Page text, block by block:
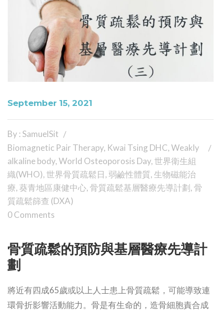
September 15, 2021
By : SamuelSit
Biomagnetic Pair Therapy, Kwai Tsing DHC,Weakly
alkaline body,World Osteoporosis Day,世界衛生組
織(WHO),世界骨質疏鬆日, 弱鹼性體質, 生物磁能治
療, 葵青地區康健中心,骨質疏鬆基層醫療先導計劃,骨
質疏鬆篩查 (DXA)
0 Comments
骨質疏鬆的預防與基層醫療先導計
劃
將近有四成65歲或以上人士患上骨質疏鬆，可能導致連
環骨折影響活動能力。骨是有生命的，造骨細胞責合成